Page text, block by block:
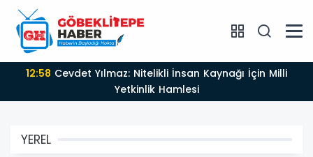
12:58
Yetkinlik Hamlesi
YEREL